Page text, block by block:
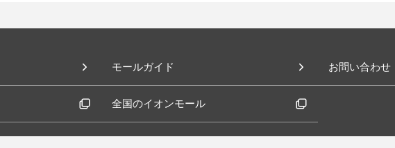
モールガイド お問い合わせ
全国のイオンモール